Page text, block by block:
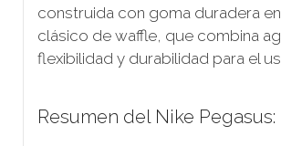
construida con goma duradera
clásico de waffle, que combina
flexibilidad y durabilidad para el
Resumen del Nike Pegasus: